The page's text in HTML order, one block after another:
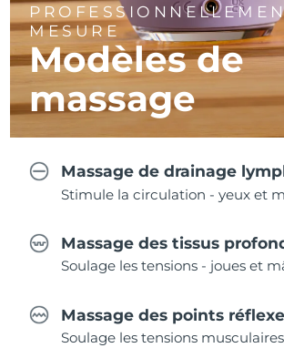
MESURE
Modèles de
massage
Massage de drainage
Stimule la circulation - yeux et
Massage des tissus
Soulage les tensions - joues et
Massage des points
Soulage les tensions